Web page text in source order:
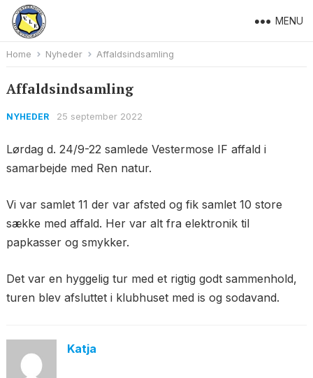
MENU
Home Nyheder Affaldsindsamling
Affaldsindsamling
NYHEDER 25 september 2022
Lørdag d. 24/9-22 samlede Vestermose IF affald i
samarbejde med Ren natur.
Vi var samlet 11 der var afsted og fik samlet 10 store
sække med affald. Her var alt fra elektronik til
papkasser og smykker.
Det var en hyggelig tur med et rigtig godt sammenhold,
turen blev afsluttet i klubhuset med is og sodavand.
Katja